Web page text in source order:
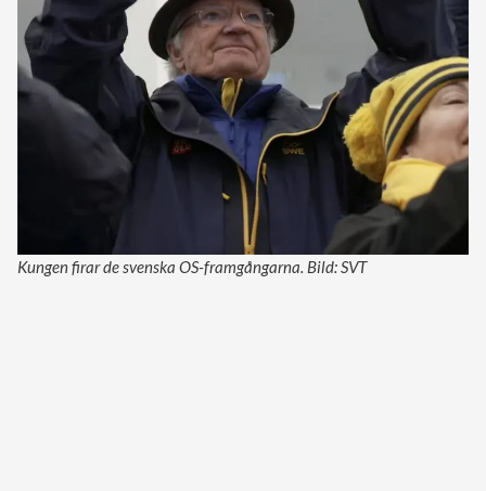
Kungen firar de svenska OS-framgångarna. Bild: SVT